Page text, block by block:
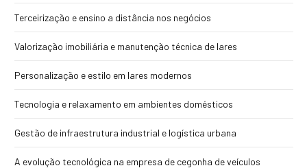
Terceirização e ensino a distância nos negócios
Valorização imobiliária e manutenção técnica de lares
Personalização e estilo em lares modernos
Tecnologia e relaxamento em ambientes domésticos
Gestão de infraestrutura industrial e logística urbana
A evolução tecnológica na empresa de cegonha de veículos